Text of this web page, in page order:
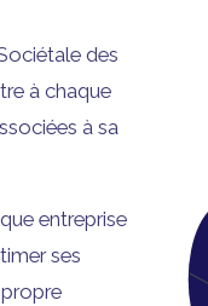
des
à chaque
à sa
entreprise
ses